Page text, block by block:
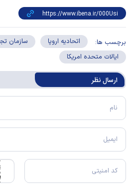
برچسب ها: اتحادیه اروپا
سازمان
ایالات متحده امریکا
ارسال‌ نظر